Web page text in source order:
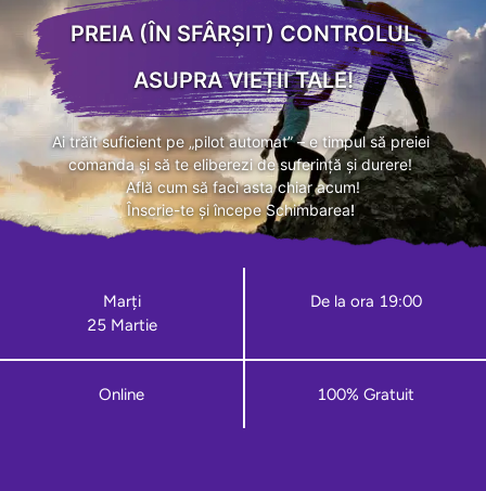
PREIA (ÎN SFÂRȘIT) CONTROLUL
ASUPRA VIEȚII TALE!
Ai trăit suficient pe „pilot automat” – e timpul să preiei
comanda și să te eliberezi de suferință și durere!
Află cum să faci asta chiar acum!
Înscrie-te și începe Schimbarea!
Marți
25 Martie
De la ora 19:00
Online 100% Gratuit